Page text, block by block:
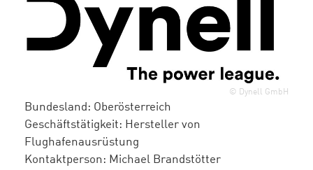
© Dynell GmbH
Bundesland: Oberösterreich
Geschäftstätigkeit: Hersteller von
Flughafenausrüstung
Kontaktperson: Michael Brandstötter